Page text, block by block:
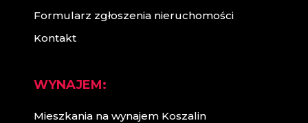
Formularz zgłoszenia nieruchomości
Kontakt
WYNAJEM:
Mieszkania na wynajem Koszalin